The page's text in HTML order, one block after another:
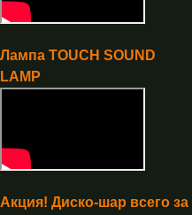
Лампа TOUCH SOUND
LAMP
Акция! Диско-шар всего за